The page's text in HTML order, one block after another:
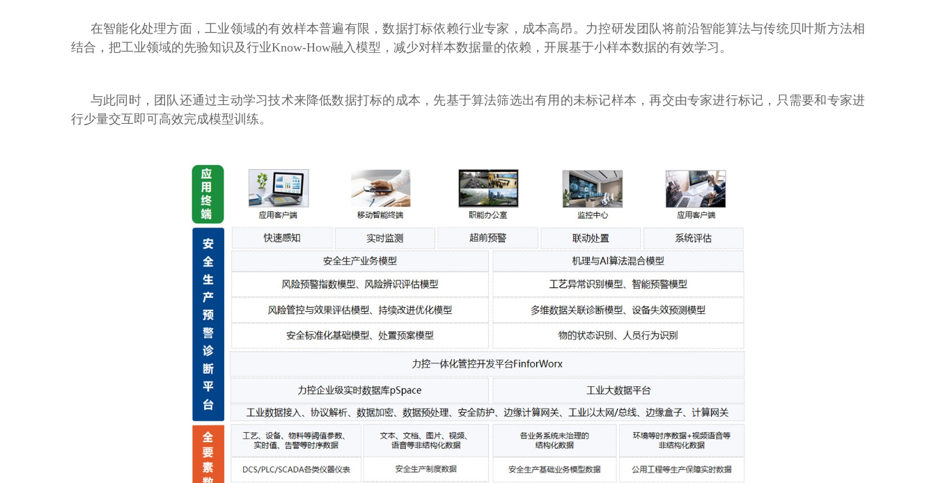
在智能化处理方面，工业领域的有效样本普遍有限，数据打标依赖行业专家，成本高昂。力控研发团队将前沿智能算法与传统贝叶斯方法相
结合，把工业领域的先验知识及行业Know-How融入模型，减少对样本数据量的依赖，开展基于小样本数据的有效学习。
与此同时，团队还通过主动学习技术来降低数据打标的成本，先基于算法筛选出有用的未标记样本，再交由专家进行标记，只需要和专家进
行少量交互即可高效完成模型训练。